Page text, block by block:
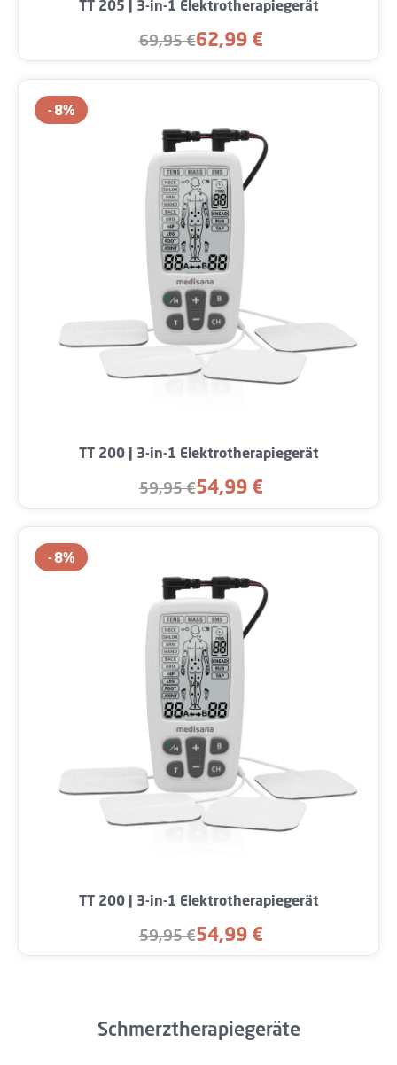
TT 205 | 3-in-1 Elektrotherapiegerät
Verkaufspreis:
62,99 €
Regulärer Preis:
69,95 €
8%
TT 200 | 3-in-1 Elektrotherapiegerät
Verkaufspreis:
54,99 €
Regulärer Preis:
59,95 €
8%
TT 200 | 3-in-1 Elektrotherapiegerät
Verkaufspreis:
54,99 €
Regulärer Preis:
59,95 €
Schmerztherapiegeräte